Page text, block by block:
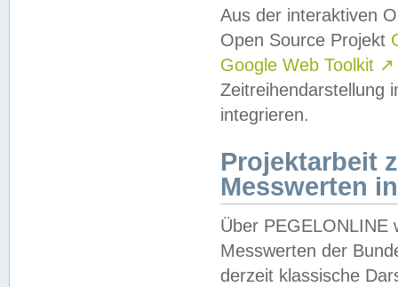
Aus der interaktiven
Open Source Projekt
Google Web Toolkit ↗
Zeitreihendarstellung
integrieren.
Projektarbeit
Messwerten
Über PEGELONLINE
Messwerten der
derzeit klassische